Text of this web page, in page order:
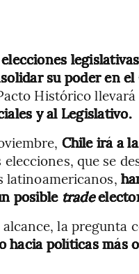
su poder en el
Histórico
y al Legislativo.
Chile irá a
elecciones, que se
latinoamericanos,
posible trade
la pregunta
hacia políticas más